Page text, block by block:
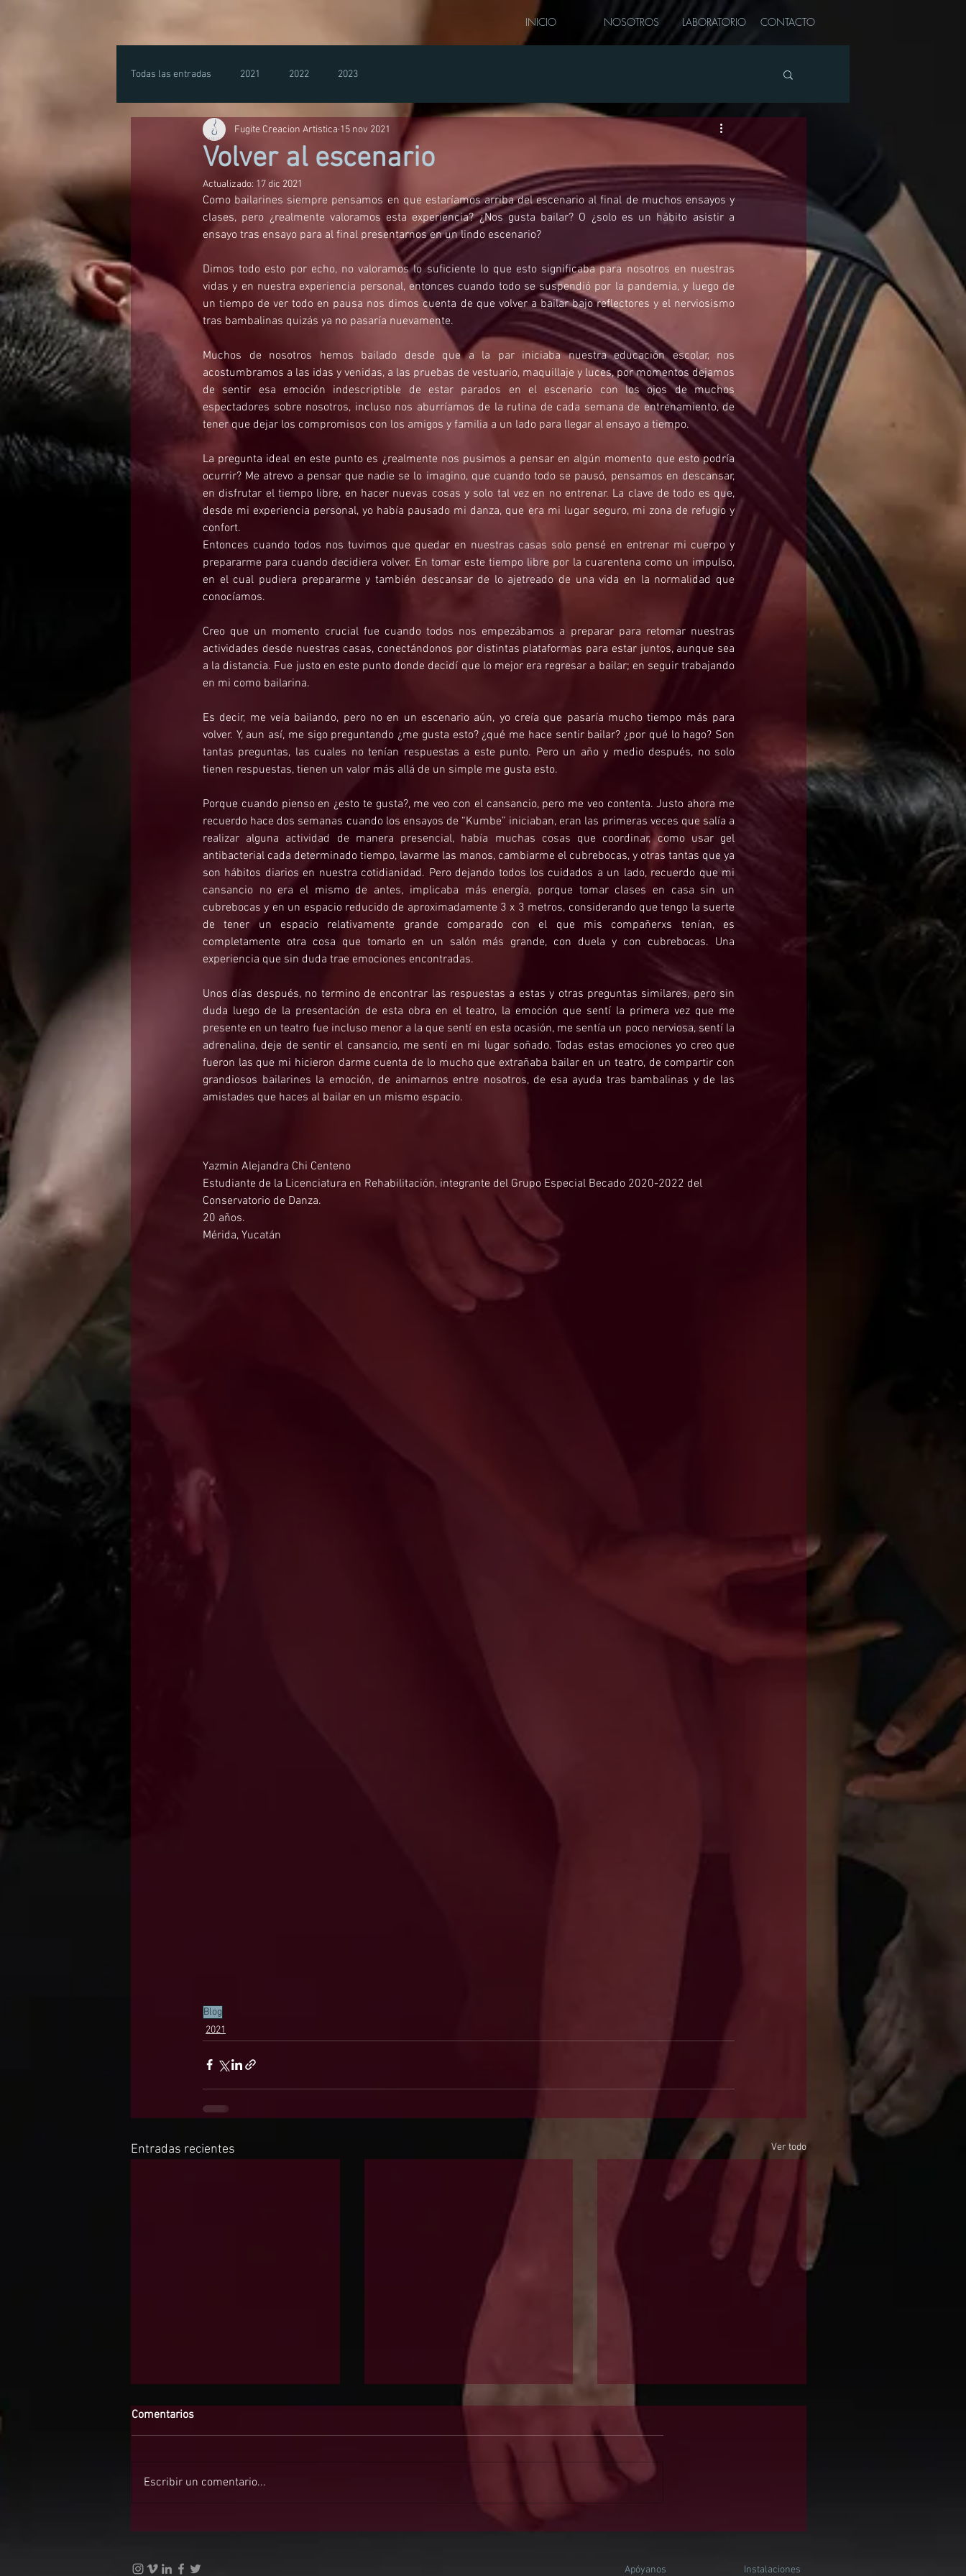
INICIO NOSOTROS LABORATORIO CONTACTO
Todas las entradas 2021 2022 2023
Volver al escenario
Fugite Creacion Artistica 15 nov 2021
Actualizado: 17 dic 2021
Como bailarines siempre pensamos en que estaríamos arriba del escenario al final de muchos ensayos y
clases, pero ¿realmente valoramos esta experiencia? ¿Nos gusta bailar? O ¿solo es un hábito asistir a
ensayo tras ensayo para al final presentarnos en un lindo escenario?
Dimos todo esto por echo, no valoramos lo suficiente lo que esto significaba para nosotros en nuestras
vidas y en nuestra experiencia personal, entonces cuando todo se suspendió por la pandemia, y luego de
un tiempo de ver todo en pausa nos dimos cuenta de que volver a bailar bajo reflectores y el nerviosismo
tras bambalinas quizás ya no pasaría nuevamente.
Muchos de nosotros hemos bailado desde que a la par iniciaba nuestra educación escolar, nos
acostumbramos a las idas y venidas, a las pruebas de vestuario, maquillaje y luces, por momentos dejamos
de sentir esa emoción indescriptible de estar parados en el escenario con los ojos de muchos
espectadores sobre nosotros, incluso nos aburríamos de la rutina de cada semana de entrenamiento, de
tener que dejar los compromisos con los amigos y familia a un lado para llegar al ensayo a tiempo.
La pregunta ideal en este punto es ¿realmente nos pusimos a pensar en algún momento que esto podría
ocurrir? Me atrevo a pensar que nadie se lo imagino, que cuando todo se pausó, pensamos en descansar,
en disfrutar el tiempo libre, en hacer nuevas cosas y solo tal vez en no entrenar. La clave de todo es que,
desde mi experiencia personal, yo había pausado mi danza, que era mi lugar seguro, mi zona de refugio y
confort.
Entonces cuando todos nos tuvimos que quedar en nuestras casas solo pensé en entrenar mi cuerpo y
prepararme para cuando decidiera volver. En tomar este tiempo libre por la cuarentena como un impulso,
en el cual pudiera prepararme y también descansar de lo ajetreado de una vida en la normalidad que
conocíamos.
Creo que un momento crucial fue cuando todos nos empezábamos a preparar para retomar nuestras
actividades desde nuestras casas, conectándonos por distintas plataformas para estar juntos, aunque sea
a la distancia. Fue justo en este punto donde decidí que lo mejor era regresar a bailar; en seguir trabajando
en mi como bailarina.
Es decir, me veía bailando, pero no en un escenario aún, yo creía que pasaría mucho tiempo más para
volver. Y, aun así, me sigo preguntando ¿me gusta esto? ¿qué me hace sentir bailar? ¿por qué lo hago? Son
tantas preguntas, las cuales no tenían respuestas a este punto. Pero un año y medio después, no solo
tienen respuestas, tienen un valor más allá de un simple me gusta esto.
Porque cuando pienso en ¿esto te gusta?, me veo con el cansancio, pero me veo contenta. Justo ahora me
recuerdo hace dos semanas cuando los ensayos de “Kumbe” iniciaban, eran las primeras veces que salía a
realizar alguna actividad de manera presencial, había muchas cosas que coordinar, como usar gel
antibacterial cada determinado tiempo, lavarme las manos, cambiarme el cubrebocas, y otras tantas que ya
son hábitos diarios en nuestra cotidianidad. Pero dejando todos los cuidados a un lado, recuerdo que mi
cansancio no era el mismo de antes, implicaba más energía, porque tomar clases en casa sin un
cubrebocas y en un espacio reducido de aproximadamente 3 x 3 metros, considerando que tengo la suerte
de tener un espacio relativamente grande comparado con el que mis compañerxs tenían, es
completamente otra cosa que tomarlo en un salón más grande, con duela y con cubrebocas. Una
experiencia que sin duda trae emociones encontradas.
Unos días después, no termino de encontrar las respuestas a estas y otras preguntas similares, pero sin
duda luego de la presentación de esta obra en el teatro, la emoción que sentí la primera vez que me
presente en un teatro fue incluso menor a la que sentí en esta ocasión, me sentía un poco nerviosa, sentí la
adrenalina, deje de sentir el cansancio, me sentí en mi lugar soñado. Todas estas emociones yo creo que
fueron las que mi hicieron darme cuenta de lo mucho que extrañaba bailar en un teatro, de compartir con
grandiosos bailarines la emoción, de animarnos entre nosotros, de esa ayuda tras bambalinas y de las
amistades que haces al bailar en un mismo espacio.
Yazmin Alejandra Chi Centeno
Estudiante de la Licenciatura en Rehabilitación, integrante del Grupo Especial Becado 2020-2022 del
Conservatorio de Danza.
20 años.
Mérida, Yucatán
Blog
2021
Entradas recientes Ver todo
Comentarios
Escribir un comentario...
Apóyanos Instalaciones